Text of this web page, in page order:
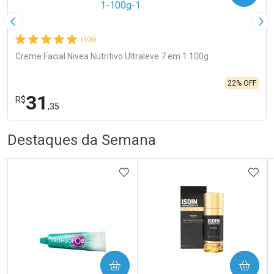
Imagem Anterior
(106)
Creme Facial Nivea Nutritivo Ultraleve 7 em 1 100g
R$31 ,35
22% OFF
Laboratório
Por Menos
Destaques da Semana
ADICIONAR AOS FAVORITOS
COMPRAR COMPRAR